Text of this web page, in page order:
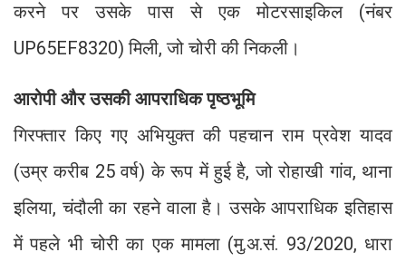
करने पर उसके पास से एक मोटरसाइकिल (नंबर
UP65EF8320) मिली, जो चोरी की निकली।
आरोपी और उसकी आपराधिक पृष्ठभूमि
गिरफ्तार किए गए अभियुक्त की पहचान राम प्रवेश यादव
(उम्र करीब 25 वर्ष) के रूप में हुई है, जो रोहाखी गांव, थाना
इलिया, चंदौली का रहने वाला है। उसके आपराधिक इतिहास
में पहले भी चोरी का एक मामला (मु.अ.सं. 93/2020, धारा